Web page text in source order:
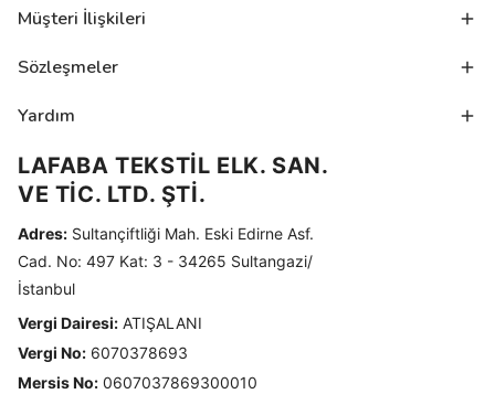
Müşteri İlişkileri
Sözleşmeler
Yardım
LAFABA TEKSTİL ELK. SAN.
VE TİC. LTD. ŞTİ.
Adres: Sultançiftliği Mah. Eski Edirne Asf.
Cad. No: 497 Kat: 3 - 34265 Sultangazi/
İstanbul
Vergi Dairesi: ATIŞALANI
Vergi No: 6070378693
Mersis No: 0607037869300010